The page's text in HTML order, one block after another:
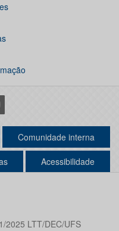
Comunidade interna
Acessibilidade
2025 LTT/DEC/UFS